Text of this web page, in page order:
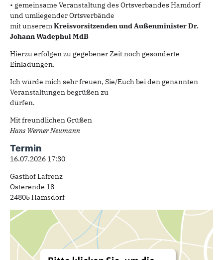
• gemeinsame Veranstaltung des Ortsverbandes Hamdorf
und umliegender Ortsverbände
mit unseremKreisvorsitzenden und Außenminister Dr.
Johann Wadephul MdB
Hierzu erfolgen zu gegebener Zeit noch gesonderte
Einladungen.
Ich würde mich sehr freuen, Sie/Euch bei den genannten
Veranstaltungen begrüßen zu
dürfen.
Mit freundlichen Grüßen
Hans Werner Neumann
Termin
16.07.2026 17:30
Gasthof Lafrenz
Osterende 18
24805 Hamsdorf